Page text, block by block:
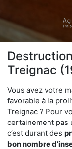
Treignac
Vous avez votre
favorable à la
Treignac ? Pour
certainement pas
c’est durant des
bon nombre